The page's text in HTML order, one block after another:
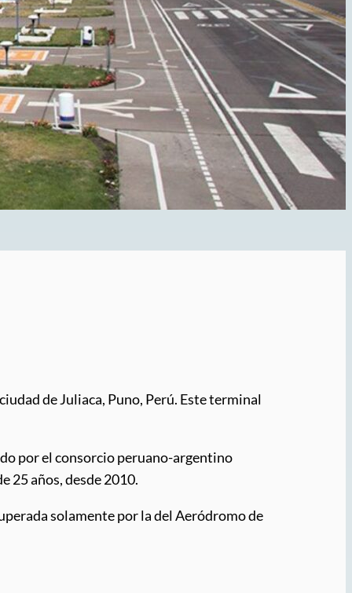
de Juliaca, Puno, Perú. Este terminal
por el consorcio peruano-argentino
25 años, desde 2010.
solamente por la del Aeródromo de